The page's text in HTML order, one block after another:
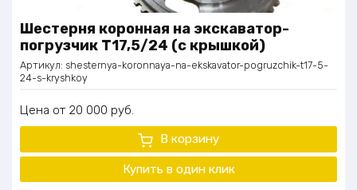
Шестерня коронная на экскаватор-
погрузчик Т17,5/24 (с крышкой)
Артикул: shesternya-koronnaya-na-ekskavator-pogruzchik-t17-5-
24-s-kryshkoy
Цена 20 000 руб.
В корзину
Купить в один клик